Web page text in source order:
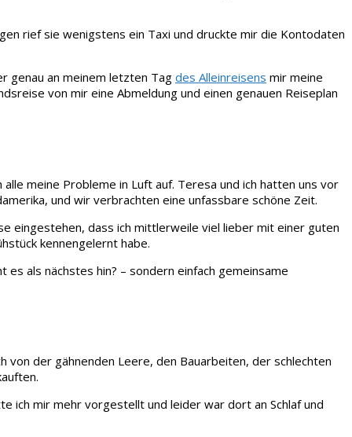
rief sie wenigstens ein Taxi und druckte mir die Kontodaten
genau an meinem letzten Tag des Alleinreisens mir meine
von mir eine Abmeldung und einen genauen Reiseplan
meine Probleme in Luft auf. Teresa und ich hatten uns vor
und wir verbrachten eine unfassbare schöne Zeit.
eingestehen, dass ich mittlerweile viel lieber mit einer guten
kennengelernt habe.
als nächstes hin? – sondern einfach gemeinsame
von der gähnenden Leere, den Bauarbeiten, der schlechten
ich mir mehr vorgestellt und leider war dort an Schlaf und